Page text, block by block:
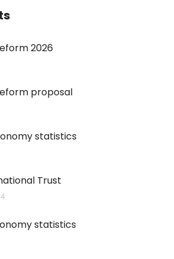
2026
proposal
statistics
Trust
statistics